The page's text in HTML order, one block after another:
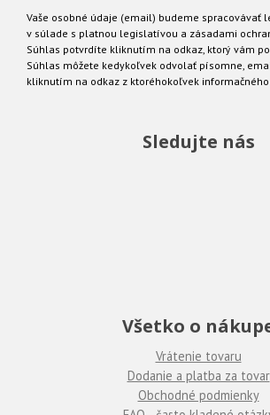
Vaše osobné údaje (email) budeme spracovávať
v súlade s platnou legislatívou a zásadami
Súhlas potvrdíte kliknutím na odkaz, ktorý vám
Súhlas môžete kedykoľvek odvolať písomne,
kliknutím na odkaz z ktoréhokoľvek
Sledujte nás
Všetko o
Vrátenie tovaru
Dodanie a platba za tovar
Obchodné podmienky